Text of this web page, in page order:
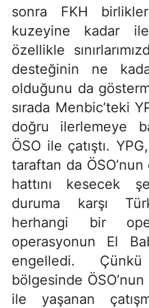
sonra FKH
kuzeyine kadar
özellikle
desteğinin ne
olduğunu da
sırada Menbic’teki
doğru ilerlemeye
ÖSO ile çatıştı.
taraftan da
hattını kesecek
duruma karşı
herhangi bir
operasyonun El
engelledi.
bölgesinde
ile yaşanan